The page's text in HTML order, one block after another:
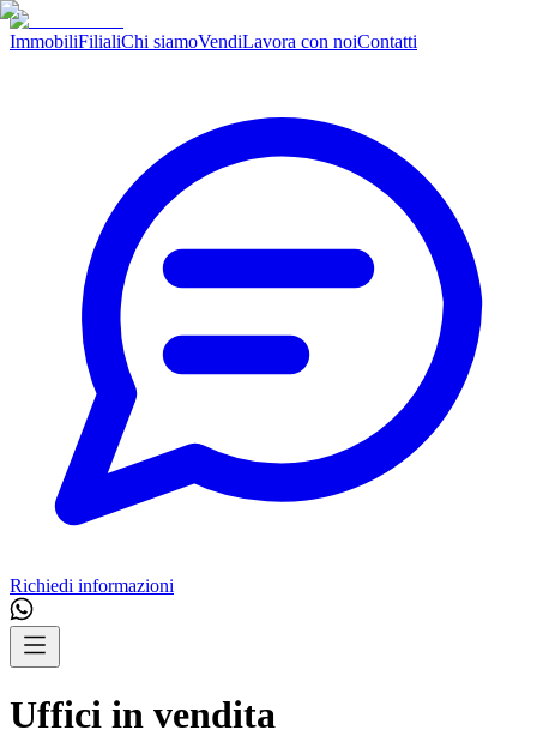
ImmobiliFilialiChi siamoVendiLavora con noiContatti
Richiedi informazioni
Uffici in vendita